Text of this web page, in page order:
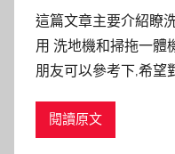
這篇文章主要介紹瞭
用 洗地機和掃拖一體
朋友可以參考下,希望
閱讀原文